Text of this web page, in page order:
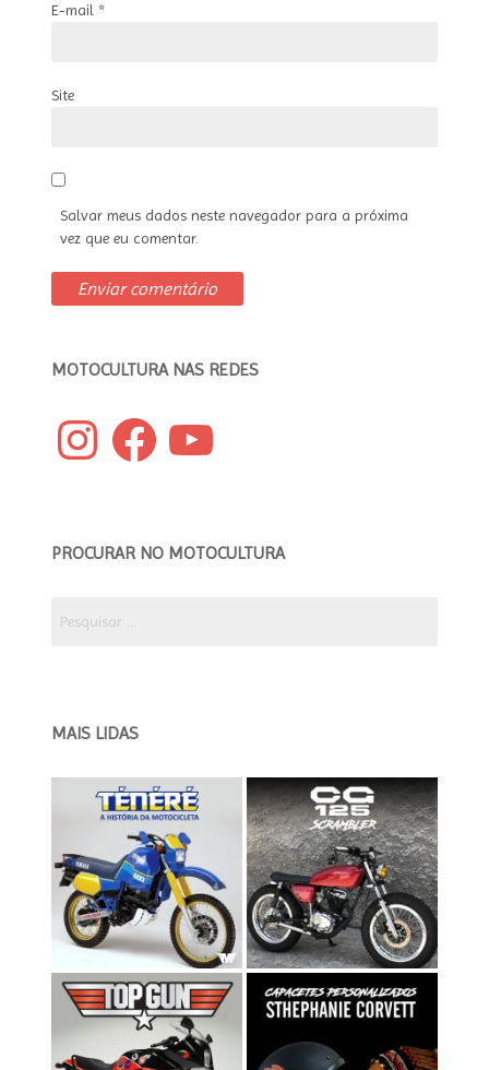
E-mail *
Site
Salvar meus dados neste navegador para a próxima
vez que eu comentar.
MOTOCULTURA NAS REDES
InstagramFacebookYouTube
PROCURAR NO MOTOCULTURA
por:
MAIS LIDAS